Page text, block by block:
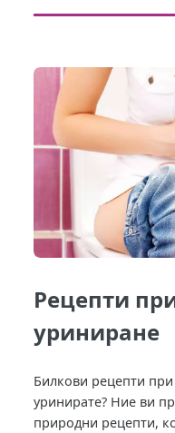
Рецепти
уриниране
Билкови рецепти
уринирате? Ние ви
природни рецепти,